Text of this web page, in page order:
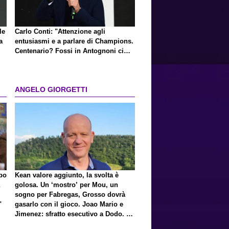
Carlo Conti: "Attenzione agli
entusiasmi e a parlare di Champions.
Centenario? Fossi in Antognoni ci
ANGELO GIORGETTI
Kean valore aggiunto, la svolta è
golosa. Un ‘mostro’ per Mou, un
sogno per Fabregas, Grosso dovrà
gasarlo con il gioco. Joao Mario e
Jimenez: sfratto esecutivo a Dodo. E